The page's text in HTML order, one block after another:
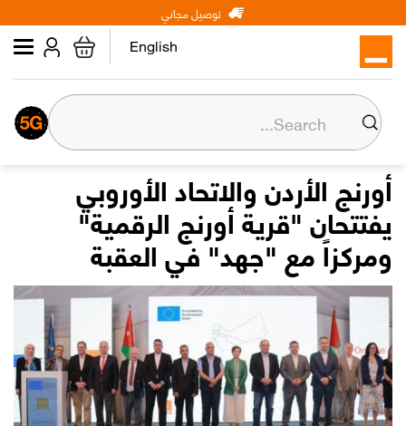
to
main
content
توصيل مجاني
English
Main
navigation
شخصيالأعمالعن أورنج
عن أورنج
المسؤولية المجتمعية
المركز الإعلامي
علاقات المستثمرين
وظائف
English العربية Orange إكسترا
أورنج الأردن والاتحاد الأوروبي
يفتتحان "قرية أورنج الرقمية"
ومركزاً مع "جهد" في العقبة